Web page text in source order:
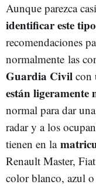
Aunque parezca
identificar este
recomendaciones
normalmente las
Guardia Civil con
están ligeramente
normal para dar
radar y a los
tienen en la
Renault Master,
color blanco, azul